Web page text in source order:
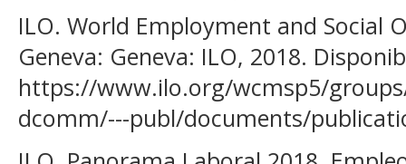
ILO. World Employment and Social
Geneva: Geneva: ILO, 2018.
https://www.ilo.org/wcmsp5/
dcomm/---publ/documents/